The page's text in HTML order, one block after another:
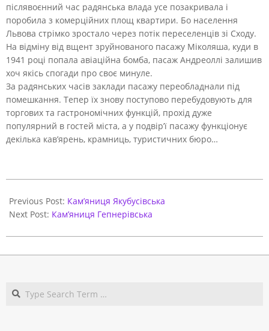
післявоєнний час радянська влада усе позакривала і
поробила з комерційних площ квартири. Бо населення
Львова стрімко зростало через потік переселенців зі Сходу.
На відміну від вщент зруйнованого пасажу Міколяша, куди в
1941 році попала авіаційна бомба, пасаж Андреоллі залишив
хоч якісь спогади про своє минуле.
За радянських часів заклади пасажу переобладнали під
помешкання. Тепер їх знову поступово перебудовують для
торгових та гастрономічних функцій, прохід дуже
популярний в гостей міста, а у подвір’ї пасажу функціонує
декілька кав’ярень, крамниць, туристичних бюро…
03-
29
Previous Post: Кам’яниця Якубусівська
Next Post: Кам’яниця Гепнерівська